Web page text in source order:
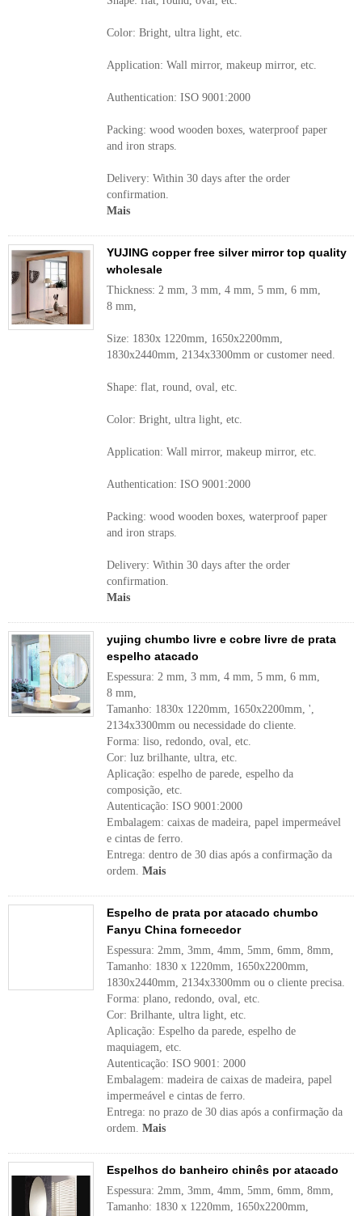
Color: Bright, ultra light, etc.
Application: Wall mirror, makeup mirror, etc.
Authentication: ISO 9001:2000
Packing: wood wooden boxes, waterproof paper
and iron straps.
Delivery: Within 30 days after the order
confirmation.
Mais
YUJING copper free silver mirror top quality
wholesale
Thickness: 2 mm, 3 mm, 4 mm, 5 mm, 6 mm,
8 mm,
Size: 1830x 1220mm, 1650x2200mm,
1830x2440mm, 2134x3300mm or customer need.
Shape: flat, round, oval, etc.
Color: Bright, ultra light, etc.
Application: Wall mirror, makeup mirror, etc.
Authentication: ISO 9001:2000
Packing: wood wooden boxes, waterproof paper
and iron straps.
Delivery: Within 30 days after the order
confirmation.
Mais
yujing chumbo livre e cobre livre de prata
espelho atacado
Espessura: 2 mm, 3 mm, 4 mm, 5 mm, 6 mm,
8 mm,
Tamanho: 1830x 1220mm, 1650x2200mm, ',
2134x3300mm ou necessidade do cliente.
Forma: liso, redondo, oval, etc.
Cor: luz brilhante, ultra, etc.
Aplicação: espelho de parede, espelho da
composição, etc.
Autenticação: ISO 9001:2000
Embalagem: caixas de madeira, papel impermeável
e cintas de ferro.
Entrega: dentro de 30 dias após a confirmação da
ordem. Mais
Espelho de prata por atacado chumbo
Fanyu China fornecedor
Espessura: 2mm, 3mm, 4mm, 5mm, 6mm, 8mm,
Tamanho: 1830 x 1220mm, 1650x2200mm,
1830x2440mm, 2134x3300mm ou o cliente precisa.
Forma: plano, redondo, oval, etc.
Cor: Brilhante, ultra light, etc.
Aplicação: Espelho da parede, espelho de
maquiagem, etc.
Autenticação: ISO 9001: 2000
Embalagem: madeira de caixas de madeira, papel
impermeável e cintas de ferro.
Entrega: no prazo de 30 dias após a confirmação da
ordem. Mais
Espelhos do banheiro chinês por atacado
Espessura: 2mm, 3mm, 4mm, 5mm, 6mm, 8mm,
Tamanho: 1830 x 1220mm, 1650x2200mm,